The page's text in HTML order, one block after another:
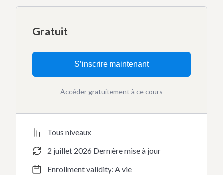
Gratuit
S’inscrire maintenant
Accéder gratuitement à ce cours
Tous niveaux
2 juillet 2026 Dernière mise à jour
Enrollment validity: A vie